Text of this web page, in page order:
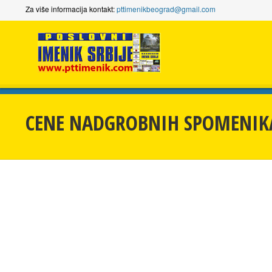
Za više informacija kontakt:pttimenikbeograd@gmail.com
CENE NADGROBNIH